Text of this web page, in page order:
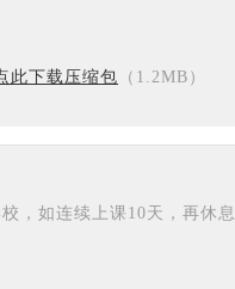
此下载压缩包 （1.2MB）
，如连续上课10天，再休